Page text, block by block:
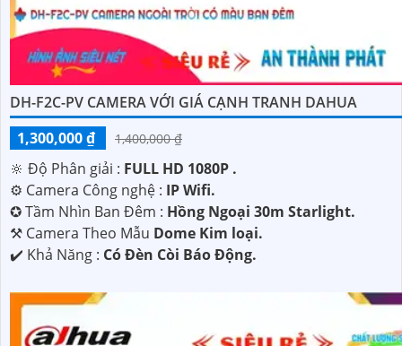
DH-F2C-PV CAMERA VỚI GIÁ CẠNH TRANH DAHUA
1,300,000 ₫
1,400,000 ₫
🔆 Độ Phân giải : FULL HD 1080P .
⚙ Camera Công nghệ : IP Wifi.
✪ Tầm Nhìn Ban Đêm : Hồng Ngoại 30m Starlight.
⚒ Camera Theo Mẫu Dome Kim loại.
️✔️ Khả Năng : Có Ðèn Còi Báo Động.